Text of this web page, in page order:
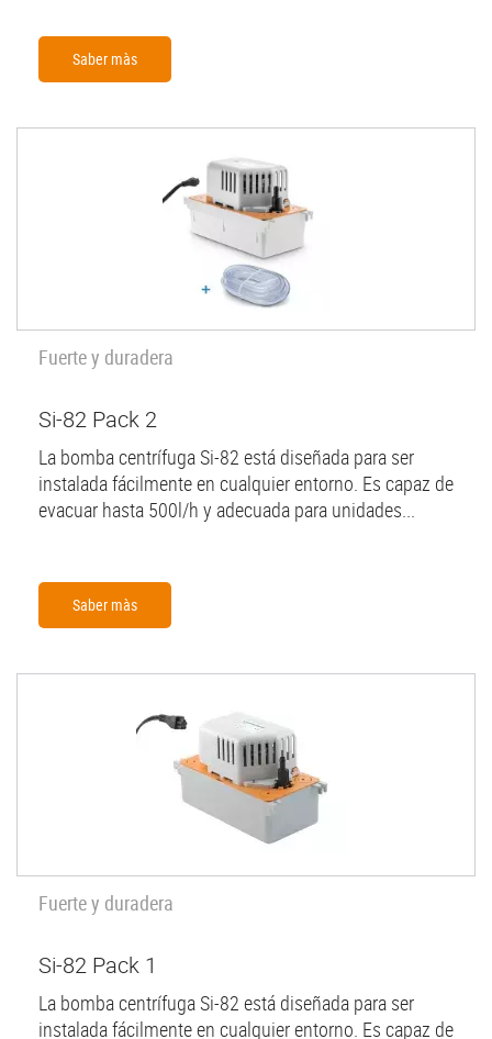
Saber màs
Fuerte y duradera
Si-82 Pack 2
La bomba centrífuga Si-82 está diseñada para ser
instalada fácilmente en cualquier entorno. Es capaz de
evacuar hasta 500l/h y adecuada para unidades...
Saber màs
Fuerte y duradera
Si-82 Pack 1
La bomba centrífuga Si-82 está diseñada para ser
instalada fácilmente en cualquier entorno. Es capaz de